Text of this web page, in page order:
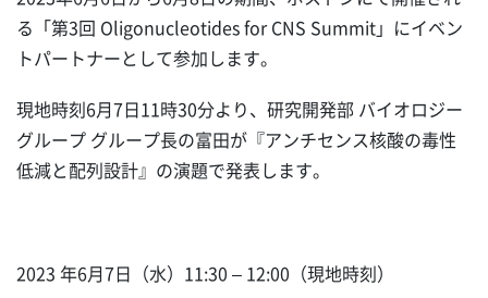
る「第3回 Oligonucleotides for CNS Summit」にイベン
トパートナーとして参加します。
現地時刻6月7日11時30分より、研究開発部 バイオロジー
グループ グループ長の富田が『アンチセンス核酸の毒性
低減と配列設計』の演題で発表します。
2023 年6月7日（水）11:30 – 12:00（現地時刻）